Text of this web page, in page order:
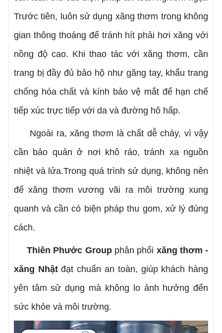
Trước tiên, luôn sử dụng xăng thơm trong không
gian thông thoáng để tránh hít phải hơi xăng với
nồng độ cao. Khi thao tác với xăng thơm, cần
trang bị đầy đủ bảo hộ như găng tay, khẩu trang
chống hóa chất và kính bảo vệ mắt để hạn chế
tiếp xúc trực tiếp với da và đường hô hấp.
Ngoài ra, xăng thơm là chất dễ cháy, vì vậy
cần bảo quản ở nơi khô ráo, tránh xa nguồn
nhiệt và lửa.Trong quá trình sử dụng, không nên
để xăng thơm vương vãi ra môi trường xung
quanh và cần có biện pháp thu gom, xử lý đúng
cách.
Thiên Phước Groupphân phối xăng thơm -
xăng Nhậtđạt chuẩn an toàn, giúp khách hàng
yên tâm sử dụng mà không lo ảnh hưởng đến
sức khỏe và môi trường.